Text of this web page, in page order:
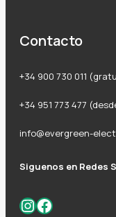
Contacto
+34 900 730 011
+34 951 773 477
info@evergreen-
Siguenos en Redes
Instagram
Facebook